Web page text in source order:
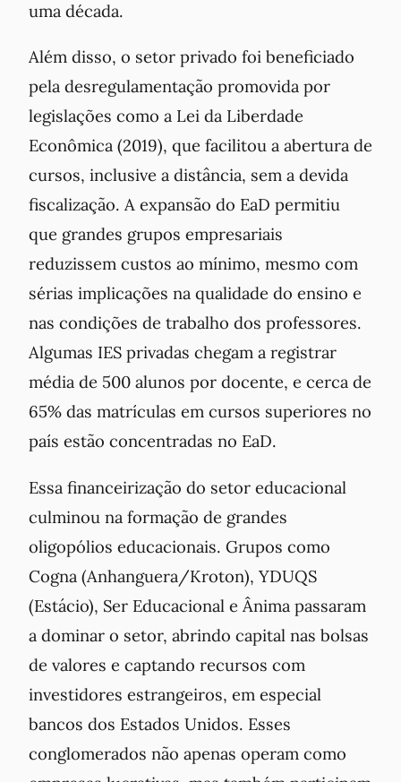
uma década.
Além disso, o setor privado foi beneficiado
pela desregulamentação promovida por
legislações como a Lei da Liberdade
Econômica (2019), que facilitou a abertura de
cursos, inclusive a distância, sem a devida
fiscalização. A expansão do EaD permitiu
que grandes grupos empresariais
reduzissem custos ao mínimo, mesmo com
sérias implicações na qualidade do ensino e
nas condições de trabalho dos professores.
Algumas IES privadas chegam a registrar
média de 500 alunos por docente, e cerca de
65% das matrículas em cursos superiores no
país estão concentradas no EaD.
Essa financeirização do setor educacional
culminou na formação de grandes
oligopólios educacionais. Grupos como
Cogna (Anhanguera/Kroton), YDUQS
(Estácio), Ser Educacional e Ânima passaram
a dominar o setor, abrindo capital nas bolsas
de valores e captando recursos com
investidores estrangeiros, em especial
bancos dos Estados Unidos. Esses
conglomerados não apenas operam como